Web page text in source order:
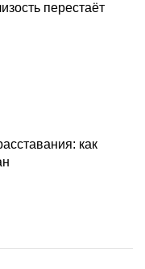
перестаёт
как